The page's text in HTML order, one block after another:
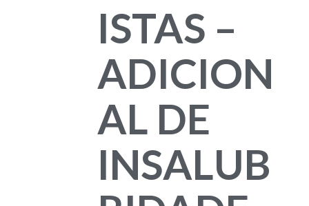
ISTAS –
ADICION
AL DE
INSALUB